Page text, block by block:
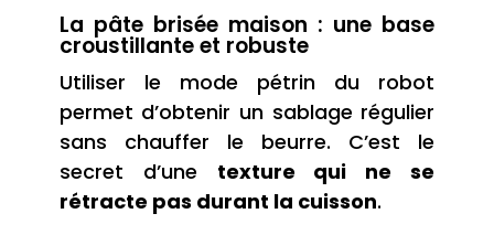
La pâte brisée maison : une base
croustillante et robuste
Utiliser le mode pétrin du robot
permet d’obtenir un sablage régulier
sans chauffer le beurre. C’est le
secret d’une texture qui ne se
rétracte pas durant la cuisson.